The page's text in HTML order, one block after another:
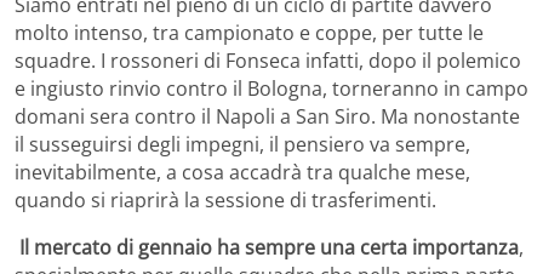
molto intenso, tra campionato e coppe, per tutte le
squadre. I rossoneri di Fonseca infatti, dopo il polemico
e ingiusto rinvio contro il Bologna, torneranno in campo
domani sera contro il Napoli a San Siro. Ma nonostante
il susseguirsi degli impegni, il pensiero va sempre,
inevitabilmente, a cosa accadrà tra qualche mese,
quando si riaprirà la sessione di trasferimenti.
Il mercato di gennaio ha sempre una certa importanza,